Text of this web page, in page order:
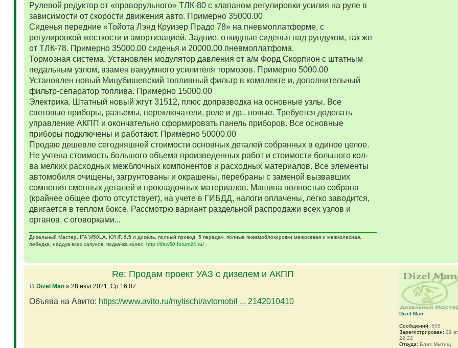
Рулевой редуктор от «праворульного» ТЛК-80 с клапаном регулировки усилия на руле в
зависимости от скорости движения авто. Примерно 35000.00
Сиденья передние «Тойота Лэнд Круизер Прадо 78» на пневмоплатформе, с
регулировкой жесткости и амортизацией. Задние, откидные сиденья над рундуком, так же
от ТЛК-78. Примерно 35000.00 сиденья и 20000.00 пневмоплатфома.
Тормозная система. Установлен модулятор давления от а/м Форд Скорпион с штатным
педальным узлом, взамен вакуумного усилителя тормозов. Примерно 5000.00
Установлен новый Мицубишевский топливный фильтр в комплекте и, дополнительный
фильтр-сепаратор топлива. Примерно 15000.00
Электрика. Штатный новый жгут 31512, плюс допразводка на основные узлы. Все
световые приборы, разъемы, переключатели, реле и др., новые. Требуется доделать
управление АКПП и окончательно сформировать панель приборов. Все основные
приборы подключены и работают. Примерно 50000.00
Продаю дешевле сегодняшней стоимости основных деталей собранных в единое целое.
Не учтена стоимость большого объема произведенных работ и стоимости большого кол-
ва мелких расходных межблочных компонентов и расходных материалов. Все элементы
автомобиля очищены, загрунтованы и окрашены, перебраны с заменой вызвавших
сомнения сменных деталей и прокладочных материалов. Машина полностью собрана
(крайнее общее фото отсутствует), на учете в ГИБДД, налоги оплачены, легко заводится,
двигается в теплом боксе. Рассмотрю вариант раздельной распродажи всех узлов и
органов, с оговорками...
Дизельный Мастер. IFA W50LA, КУНГ, 6,5 л дизель, полный привод, 5 передач, полные пневмоблокировки межосевая и межколесная,
лебедка, наддув всех сапунов, подкачка колес. http://ifaw50.forum24.ru/
Re: Продам проект УАЗ с дизелем и АКПП
Dizel Man» 28 июл 2021, Ср 16:07
Объява на Авито: https://www.avito.ru/mytischi/avtomobil ... 2142010410
Dizel Man
Сообщений: 505
Зарегистрирован: 29
22:22
Откуда: Близ Мытищ